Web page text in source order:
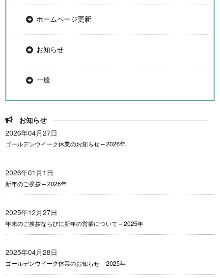
ホームページ更新
お知らせ
一般
お知らせ
2026年04月27日
ゴールデンウイーク休業のお知らせ – 2026年
2026年01月1日
新年のご挨拶 – 2026年
2025年12月27日
年末のご挨拶ならびに新年の営業について – 2025年
2025年04月28日
ゴールデンウイーク休業のお知らせ – 2025年